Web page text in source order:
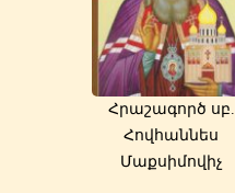
Հրաշագործ սբ.
Հովհաննես
Մաքսիմովիչ